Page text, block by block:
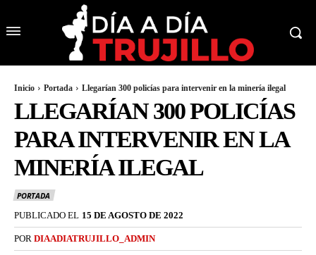
Inicio Portada Llegarían 300 policías para intervenir en la minería ilegal
LLEGARÍAN 300 POLICÍAS
PARA INTERVENIR EN LA
MINERÍA ILEGAL
PORTADA
PUBLICADO EL 15 DE AGOSTO DE 2022
POR DIAADIATRUJILLO_ADMIN